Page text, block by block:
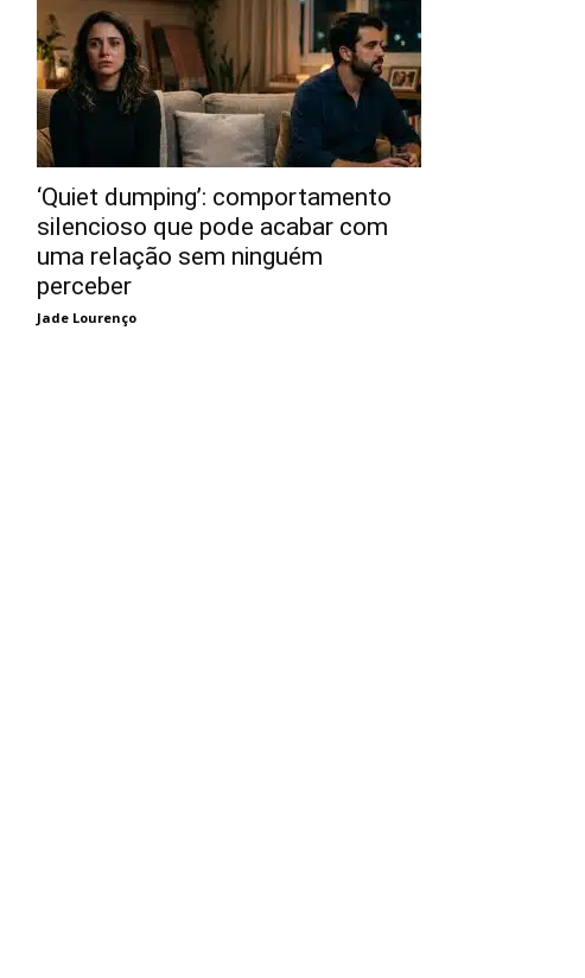
‘Quiet dumping’: comportamento
silencioso que pode acabar com
uma relação sem ninguém
perceber
Jade Lourenço